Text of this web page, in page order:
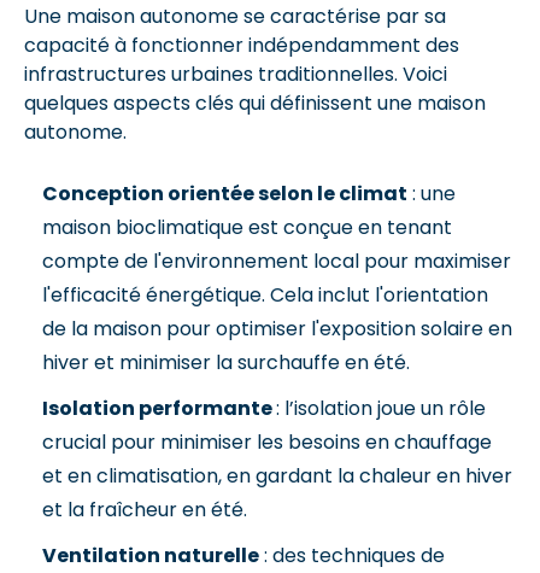
Une maison autonome se caractérise par sa
capacité à fonctionner indépendamment des
infrastructures urbaines traditionnelles. Voici
quelques aspects clés qui définissent une maison
autonome.
Conception orientée selon le climat : une
maison bioclimatique est conçue en tenant
compte de l'environnement local pour maximiser
l'efficacité énergétique. Cela inclut l'orientation
de la maison pour optimiser l'exposition solaire en
hiver et minimiser la surchauffe en été.
Isolation performante: l’isolation joue un rôle
crucial pour minimiser les besoins en chauffage
et en climatisation, en gardant la chaleur en hiver
et la fraîcheur en été.
Ventilation naturelle: des techniques de